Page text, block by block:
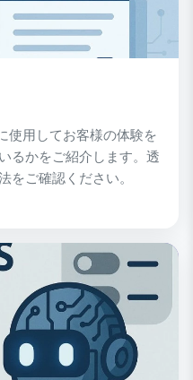
使用してお客様の体験を
るかをご紹介します。透
をご確認ください。